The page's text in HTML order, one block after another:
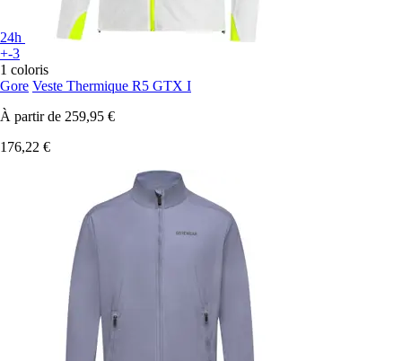
24h
+-3
1 coloris
Gore Veste Thermique R5 GTX I
À partir de 259,95 €
176,22 €